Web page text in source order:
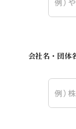
会社名・団体